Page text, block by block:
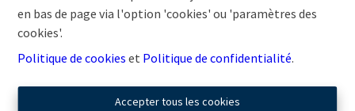
en bas de page via l'option 'cookies' ou 'paramètres des
cookies'.
Politique de cookies et Politique de confidentialité.
Accepter tous les cookies
Partager